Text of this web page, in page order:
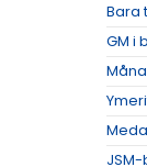
Bara
GM i